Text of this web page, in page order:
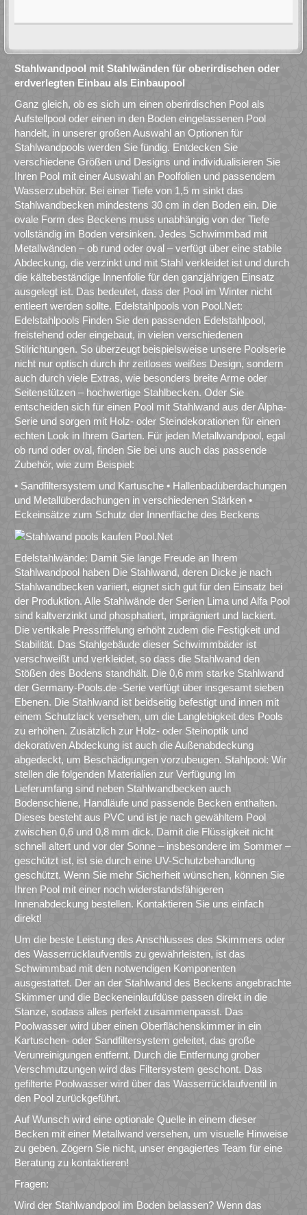
Stahlwandpool mit Stahlwänden für oberirdischen oder
erdverlegten Einbau als Einbaupool
Ganz gleich, ob es sich um einen oberirdischen Pool als
Aufstellpool oder einen in den Boden eingelassenen Pool
handelt, in unserer großen Auswahl an Optionen für
Stahlwandpools werden Sie fündig. Entdecken Sie
verschiedene Größen und Designs und individualisieren Sie
Ihren Pool mit einer Auswahl an Poolfolien und passendem
Wasserzubehör. Bei einer Tiefe von 1,5 m sinkt das
Stahlwandbecken mindestens 30 cm in den Boden ein. Die
ovale Form des Beckens muss unabhängig von der Tiefe
vollständig im Boden versinken. Jedes Schwimmbad mit
Metallwänden – ob rund oder oval – verfügt über eine stabile
Abdeckung, die verzinkt und mit Stahl verkleidet ist und durch
die kältebeständige Innenfolie für den ganzjährigen Einsatz
ausgelegt ist. Das bedeutet, dass der Pool im Winter nicht
entleert werden sollte. Edelstahlpools von Pool.Net:
Edelstahlpools Finden Sie den passenden Edelstahlpool,
freistehend oder eingebaut, in vielen verschiedenen
Stilrichtungen. So überzeugt beispielsweise unsere Poolserie
nicht nur optisch durch ihr zeitloses weißes Design, sondern
auch durch viele Extras, wie besonders breite Arme oder
Seitenstützen – hochwertige Stahlbecken. Oder Sie
entscheiden sich für einen Pool mit Stahlwand aus der Alpha-
Serie und sorgen mit Holz- oder Steindekorationen für einen
echten Look in Ihrem Garten. Für jeden Metallwandpool, egal
ob rund oder oval, finden Sie bei uns auch das passende
Zubehör, wie zum Beispiel:
• Sandfiltersystem und Kartusche • Hallenbadüberdachungen
und Metallüberdachungen in verschiedenen Stärken •
Eckeinsätze zum Schutz der Innenfläche des Beckens
Edelstahlwände: Damit Sie lange Freude an Ihrem
Stahlwandpool haben Die Stahlwand, deren Dicke je nach
Stahlwandbecken variiert, eignet sich gut für den Einsatz bei
der Produktion. Alle Stahlwände der Serien Lima und Alfa Pool
sind kaltverzinkt und phosphatiert, imprägniert und lackiert.
Die vertikale Pressriffelung erhöht zudem die Festigkeit und
Stabilität. Das Stahlgebäude dieser Schwimmbäder ist
verschweißt und verkleidet, so dass die Stahlwand den
Stößen des Bodens standhält. Die 0,6 mm starke Stahlwand
der Germany-Pools.de -Serie verfügt über insgesamt sieben
Ebenen. Die Stahlwand ist beidseitig befestigt und innen mit
einem Schutzlack versehen, um die Langlebigkeit des Pools
zu erhöhen. Zusätzlich zur Holz- oder Steinoptik und
dekorativen Abdeckung ist auch die Außenabdeckung
abgedeckt, um Beschädigungen vorzubeugen. Stahlpool: Wir
stellen die folgenden Materialien zur Verfügung Im
Lieferumfang sind neben Stahlwandbecken auch
Bodenschiene, Handläufe und passende Becken enthalten.
Dieses besteht aus PVC und ist je nach gewähltem Pool
zwischen 0,6 und 0,8 mm dick. Damit die Flüssigkeit nicht
schnell altert und vor der Sonne – insbesondere im Sommer –
geschützt ist, ist sie durch eine UV-Schutzbehandlung
geschützt. Wenn Sie mehr Sicherheit wünschen, können Sie
Ihren Pool mit einer noch widerstandsfähigeren
Innenabdeckung bestellen. Kontaktieren Sie uns einfach
direkt!
Um die beste Leistung des Anschlusses des Skimmers oder
des Wasserrücklaufventils zu gewährleisten, ist das
Schwimmbad mit den notwendigen Komponenten
ausgestattet. Der an der Stahlwand des Beckens angebrachte
Skimmer und die Beckeneinlaufdüse passen direkt in die
Stanze, sodass alles perfekt zusammenpasst. Das
Poolwasser wird über einen Oberflächenskimmer in ein
Kartuschen- oder Sandfiltersystem geleitet, das große
Verunreinigungen entfernt. Durch die Entfernung grober
Verschmutzungen wird das Filtersystem geschont. Das
gefilterte Poolwasser wird über das Wasserrücklaufventil in
den Pool zurückgeführt.
Auf Wunsch wird eine optionale Quelle in einem dieser
Becken mit einer Metallwand versehen, um visuelle Hinweise
zu geben. Zögern Sie nicht, unser engagiertes Team für eine
Beratung zu kontaktieren!
Fragen:
Wird der Stahlwandpool im Boden belassen? Wenn das